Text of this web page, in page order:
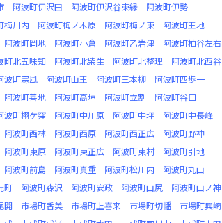
阿波町伊沢田 阿波町伊沢谷東縁
阿波町伊勢
梅川内 阿波町梅ノ木原 阿波町梅ノ東
阿波町王地
阿波町岡地 阿波町小倉 阿波町乙岩津
阿波町柏谷左右
町北五味知 阿波町北柴生 阿波町北整理
阿波町北西谷
波町寒風 阿波町山王 阿波町三本柳
阿波町四歩一
阿波町善地 阿波町高垣 阿波町立割
阿波町谷口
波町栩ケ窪 阿波町中川原 阿波町中坪
阿波町中長峰
阿波町西林 阿波町西原 阿波町西正広
阿波町野神
阿波町東原 阿波町東正広 阿波町東村
阿波町引地
阿波町前島 阿波町真重 阿波町松川内
阿波町丸山
町 阿波町森沢 阿波町安政 阿波町山尻
阿波町山ノ神
開 市場町香美 市場町上喜来 市場町切幡
市場町興崎